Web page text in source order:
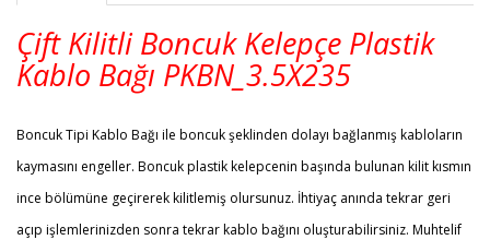
Çift Kilitli Boncuk Kelepçe Plastik
Kablo Bağı PKBN_ 3.5X235
Boncuk Tipi Kablo Bağı ile boncuk şeklinden dolayı bağlanmış kabloların
kaymasını engeller. Boncuk plastik kelepcenin başında bulunan kilit kısmın
ince bölümüne geçirerek kilitlemiş olursunuz. İhtiyaç anında tekrar geri
açıp işlemlerinizden sonra tekrar kablo bağını oluşturabilirsiniz. Muhtelif